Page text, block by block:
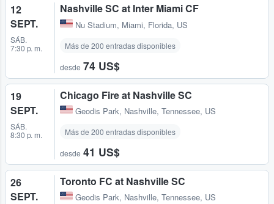
12
SEPT.
SÁB.
7:30 p. m.
Nashville SC at Inter Miami CF
Nu Stadium, Miami, Florida, US
Más de 200 entradas disponibles
desde 74 US$
19
SEPT.
SÁB.
8:30 p. m.
Chicago Fire at Nashville SC
Geodis Park, Nashville, Tennessee, US
Más de 200 entradas disponibles
desde 41 US$
26
SEPT.
Toronto FC at Nashville SC
Geodis Park, Nashville, Tennessee, US